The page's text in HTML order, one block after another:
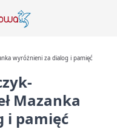
wyróżnieni za dialog i pamięć
Mazanka
i pamięć